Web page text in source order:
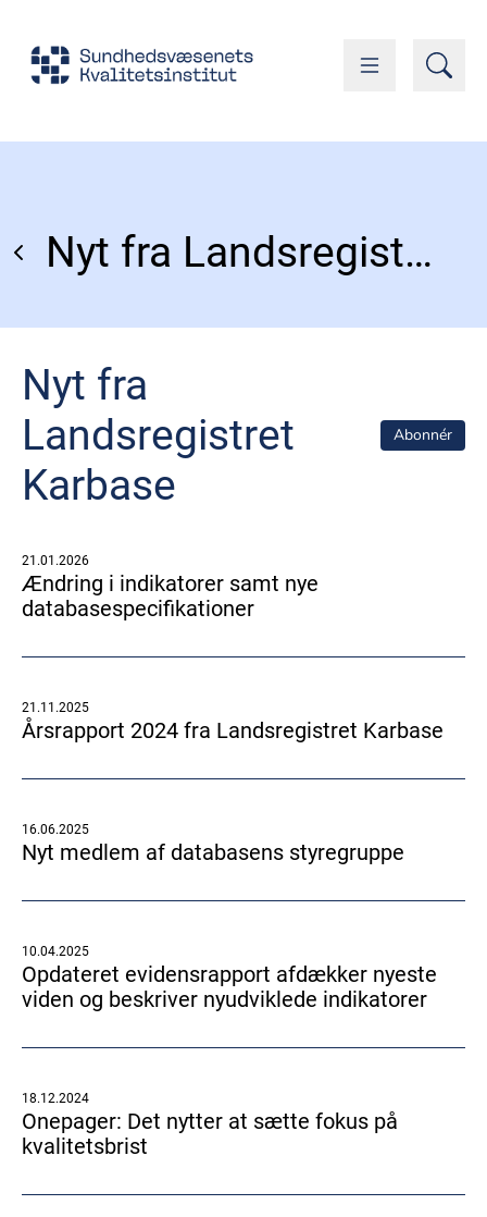
Nyt fra Landsregistret Karbase
Nyt fra
Landsregistret
Karbase
Abonnér
21.01.2026
Ændring i indikatorer samt nye
databasespecifikationer
21.11.2025
Årsrapport 2024 fra Landsregistret Karbase
16.06.2025
Nyt medlem af databasens styregruppe
10.04.2025
Opdateret evidensrapport afdækker nyeste
viden og beskriver nyudviklede indikatorer
18.12.2024
Onepager: Det nytter at sætte fokus på
kvalitetsbrist